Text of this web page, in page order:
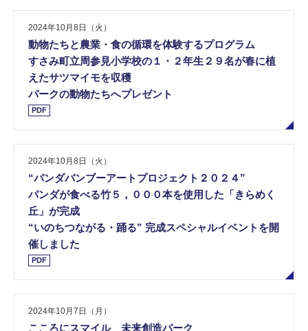
2024年10月8日（火）
動物たちと農業・食の循環を体験するプログラム
すさみ町立周参見⼩学校の１・２年生２９名が春に植
えたサツマイモを収穫
パークの動物たちへプレゼント
PDF
2024年10月8日（火）
“パンダバンブーアートプロジェクト２０２４”
パンダが食べる竹５，０００本を使用した「きらめく
丘」が完成
“いのちつながる・踊る” 完成スペシャルイベントを開
催しました
PDF
2024年10月7日（月）
こころにスマイル 未来創造パーク